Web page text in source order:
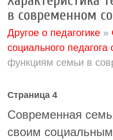
в современном
Другое о педагогике »
социального педагога
функциям семьи в
Страница 4
Современная
своим